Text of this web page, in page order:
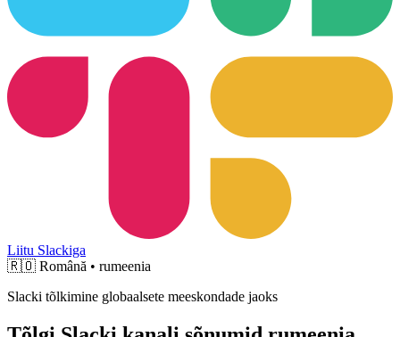
Liitu Slackiga
🇷🇴 Română • rumeenia
Slacki tõlkimine globaalsete meeskondade jaoks